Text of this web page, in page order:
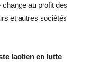
au profit des
et autres sociétés
laotien en lutte